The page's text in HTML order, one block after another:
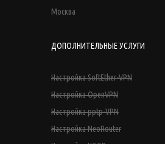
Москва
ДОПОЛНИТЕЛЬНЫЕ УСЛУГИ
Настройка SoftEther-VPN
Настройка OpenVPN
Настройка pptp-VPN
Настройка NeoRouter